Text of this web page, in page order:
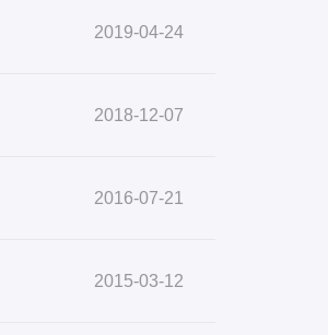
2019-04-24
2018-12-07
2016-07-21
2015-03-12